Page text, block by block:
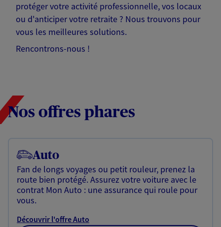
protéger votre activité professionnelle, vos locaux
ou d'anticiper votre retraite ? Nous trouvons pour
vous les meilleures solutions.
Rencontrons-nous !
Nos offres phares
Auto
Fan de longs voyages ou petit rouleur, prenez la
route bien protégé. Assurez votre voiture avec le
contrat Mon Auto : une assurance qui roule pour
vous.
Découvrir l'offre Auto